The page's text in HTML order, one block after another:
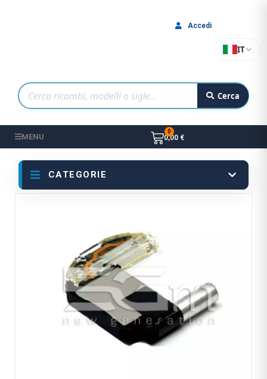
Cerca
IT
Accedi
MENU 0,00 €
CATEGORIE